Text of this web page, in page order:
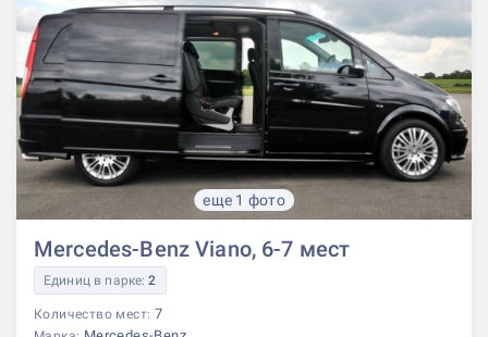
еще 1 фото
Mercedes-Benz Viano, 6-7 мест
Единиц в парке:2
Количество мест: 7